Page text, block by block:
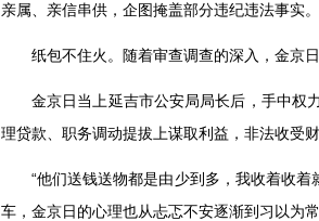
亲属、亲信串供，企图掩盖部分违纪违法事实。
纸包不住火。随着审查调查的深入，金京
金京日当上延吉市公安局局长后，手中权
理贷款、职务调动提拔上谋取利益，非法收受
“他们送钱送物都是由少到多，我收着收着
车，金京日的心理也从忐忑不安逐渐到习以为常